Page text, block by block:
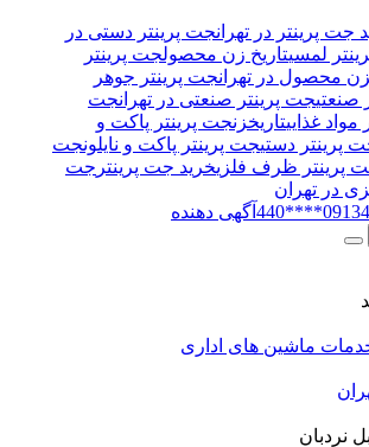
در تهران جت پرینتر دستی در
تاریخ زن محصولجت پرینتر
در تهران جت پرینتر جوهر
جت پرینتر صنعتی در تهران جت
تاریخزنجت پرینتر پاکت و
دستی جت پرینتر پاکت و نایلون جت
ظرف فلزی خرید جت پرینتر جت
تهران
آگهی دهنده
ماشین های اداری